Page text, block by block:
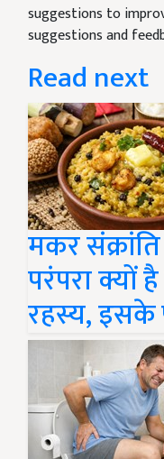
suggestions to
suggestions and
Read next
मकर
परंपरा क्यों
रहस्य, इसके